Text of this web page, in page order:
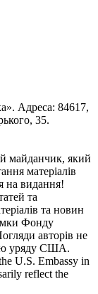
Адреса: 84617,
35.
майданчик, який
матеріалів
на видання!
та
та новин
Фонду
авторів не
уряду США.
U.S. Embassy in
reflect the